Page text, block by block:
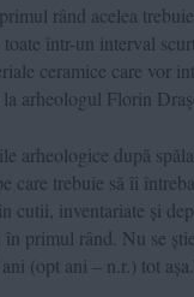
rând acelea
într-un interval
ceramice care vor
arheologul Florin
arheologice după
care trebuie să îi
inventariate și
primul rând. Nu se
(opt ani – n.r.) tot